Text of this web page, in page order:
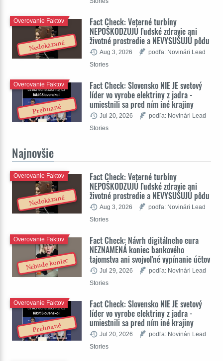
Nedokázané
Fact Check: Veterné turbíny
NEPOŠKODZUJÚ ľudské zdravie ani
životné prostredie a NEVYSUŠUJÚ pôdu
Overovanie Faktov
Aug 3, 2026
podľa: Novinári Lead
Stories
Prehnané
Fact Check: Slovensko NIE JE svetový
líder vo vyrobe elektriny z jadra -
umiestnili sa pred ním iné krajiny
Overovanie Faktov
Jul 20, 2026
podľa: Novinári Lead
Stories
Najnovšie
Nedokázané
Fact Check: Veterné turbíny
NEPOŠKODZUJÚ ľudské zdravie ani
životné prostredie a NEVYSUŠUJÚ pôdu
Overovanie Faktov
Aug 3, 2026
podľa: Novinári Lead
Stories
Nebude koniec
Fact Check: Návrh digitálneho eura
NEZNAMENÁ koniec bankového
tajomstva ani svojvoľné vypínanie účtov
Overovanie Faktov
Jul 29, 2026
podľa: Novinári Lead
Stories
Prehnané
Fact Check: Slovensko NIE JE svetový
líder vo vyrobe elektriny z jadra -
umiestnili sa pred ním iné krajiny
Overovanie Faktov
Jul 20, 2026
podľa: Novinári Lead
Stories